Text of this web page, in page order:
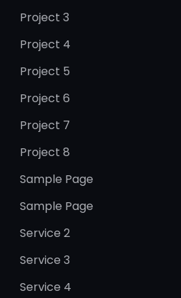
Project 3
Project 4
Project 5
Project 6
Project 7
Project 8
Sample Page
Sample Page
Service 2
Service 3
Service 4